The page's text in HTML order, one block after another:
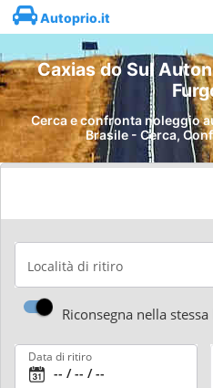
Autoprio.it
Caxias do Sul
Cerca e confronta noleggio
Brasile - Cerca,
Località di ritiro
Riconsegna nella
Data di ritiro